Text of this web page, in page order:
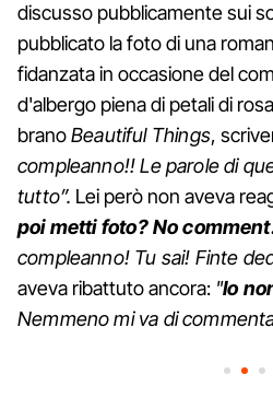
discusso pubblicamente sui
pubblicato la foto di una
fidanzata in occasione del
d'albergo piena di petali di
branoBeautiful Things,
compleanno!! Le parole di
tutto”. Lei però non aveva
poi metti foto? No
compleanno! Tu sai! Finte
aveva ribattuto ancora: "Io
Nemmeno mi va di